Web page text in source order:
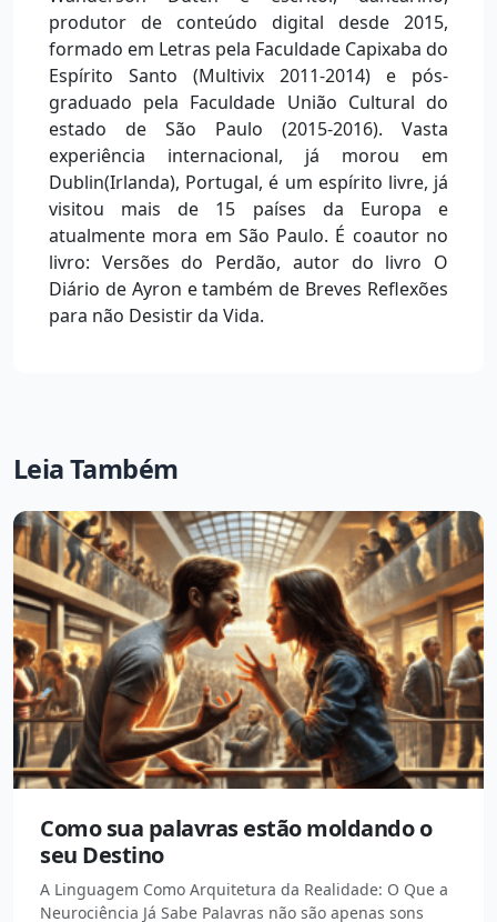
produtor de conteúdo digital desde 2015,
formado em Letras pela Faculdade Capixaba do
Espírito Santo (Multivix 2011-2014) e pós-
graduado pela Faculdade União Cultural do
estado de São Paulo (2015-2016). Vasta
experiência internacional, já morou em
Dublin(Irlanda), Portugal, é um espírito livre, já
visitou mais de 15 países da Europa e
atualmente mora em São Paulo. É coautor no
livro: Versões do Perdão, autor do livro O
Diário de Ayron e também de Breves Reflexões
para não Desistir da Vida.
Leia Também
Como sua palavras estão moldando o
seu Destino
A Linguagem Como Arquitetura da Realidade: O Que a
Neurociência Já Sabe Palavras não são apenas sons